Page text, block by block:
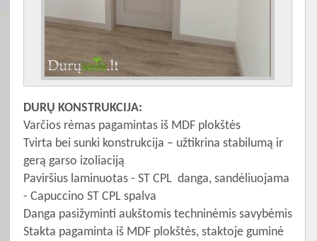
DURŲ KONSTRUKCIJA:
Varčios rėmas pagamintas iš MDF plokštės
Tvirta bei sunki konstrukcija – užtikrina stabilumą ir
gerą garso izoliaciją
Paviršius laminuotas - ST CPL danga, sandėliuojama
- Capuccino ST CPL spalva
Danga pasižyminti aukštomis techninėmis savybėmis
Stakta pagaminta iš MDF plokštės, staktoje guminė